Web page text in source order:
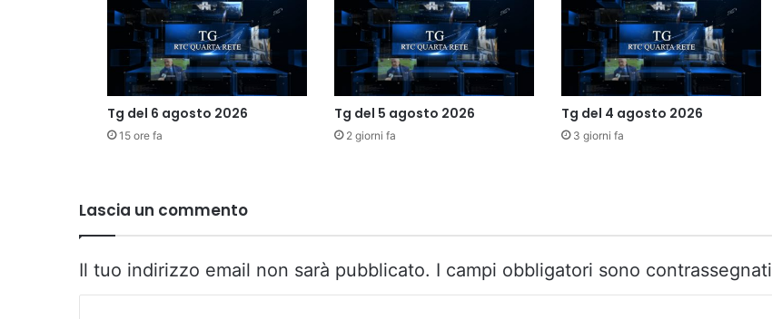
Tg del 6 agosto 2026
15 ore fa
Tg del 5 agosto 2026
2 giorni fa
Tg del 4 agosto 2026
3 giorni fa
Lascia un commento
Il tuo indirizzo email non sarà pubblicato. I campi obbligatori sono contrassegnati